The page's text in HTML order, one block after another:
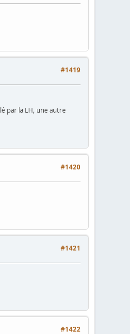
#1419
par la LH, une autre
#1420
#1421
#1422